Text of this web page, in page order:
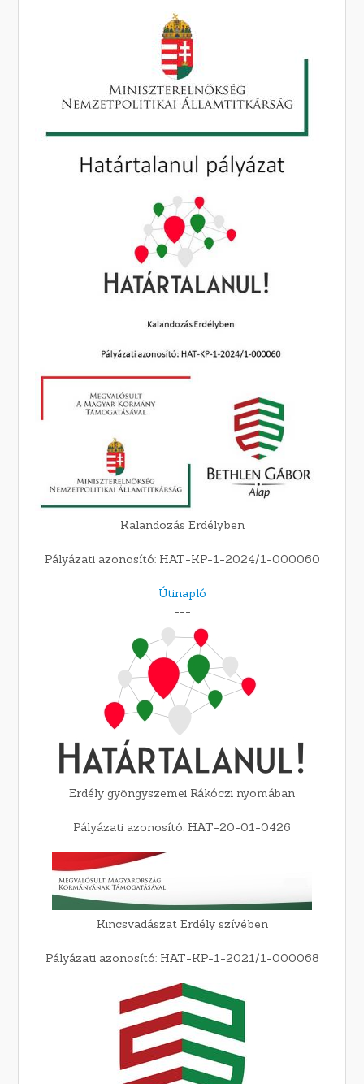
Kalandozás Erdélyben
Pályázati azonosító: HAT-KP-1-2024/1-000060
Útinapló
---
Erdély gyöngyszemei Rákóczi nyomában
Pályázati azonosító: HAT-20-01-0426
Kincsvadászat Erdély szívében
Pályázati azonosító: HAT-KP-1-2021/1-000068